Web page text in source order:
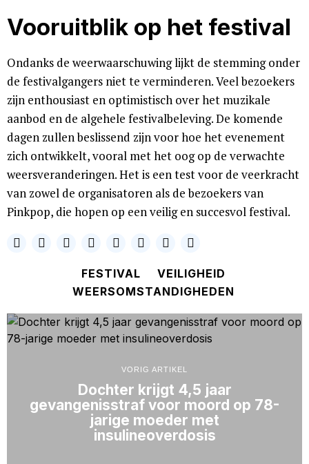
Vooruitblik op het festival
Ondanks de weerwaarschuwing lijkt de stemming onder
de festivalgangers niet te verminderen. Veel bezoekers
zijn enthousiast en optimistisch over het muzikale
aanbod en de algehele festivalbeleving. De komende
dagen zullen beslissend zijn voor hoe het evenement
zich ontwikkelt, vooral met het oog op de verwachte
weersveranderingen. Het is een test voor de veerkracht
van zowel de organisatoren als de bezoekers van
Pinkpop, die hopen op een veilig en succesvol festival.
FESTIVAL
VEILIGHEID
WEERSOMSTANDIGHEDEN
VORIG ARTIKEL
Dochter krijgt 4,5 jaar
gevangenisstraf voor moord op 78-
jarige moeder met
insulineoverdosis